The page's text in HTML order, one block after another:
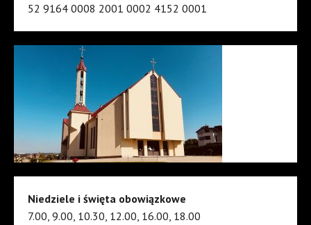
52 9164 0008 2001 0002 4152 0001
Niedziele i święta obowiązkowe
7.00, 9.00, 10.30, 12.00, 16.00, 18.00